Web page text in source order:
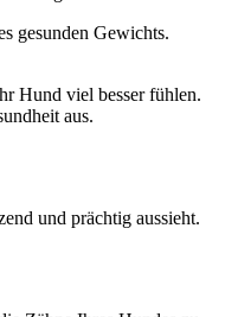
gesunden Gewichts.
Hund viel besser fühlen.
aus.
und prächtig aussieht.